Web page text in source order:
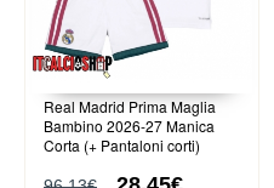
Real Madrid Prima Maglia
Bambino 2026-27 Manica
Corta (+ Pantaloni corti)